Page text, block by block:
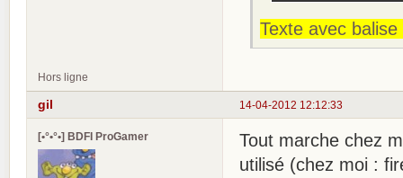
Texte avec balise
Hors ligne
14-04-2012 12:12:33
gil
[•°•°•] BDFI ProGamer
Tout marche chez
utilisé (chez moi :